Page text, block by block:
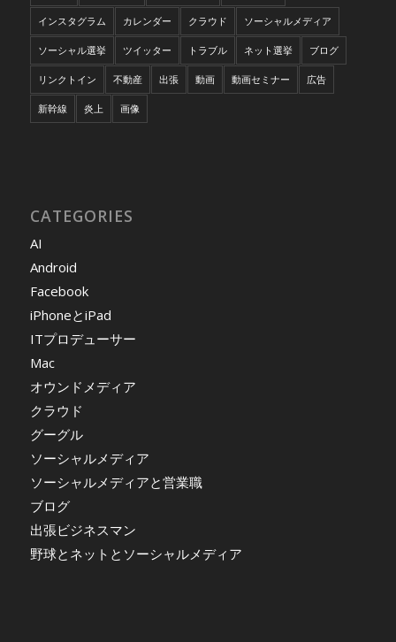
インスタグラム カレンダー クラウド ソーシャルメディア
ソーシャル選挙 ツイッター トラブル ネット選挙 ブログ
リンクトイン 不動産 出張 動画 動画セミナー 広告
新幹線 炎上 画像
CATEGORIES
AI
Android
Facebook
iPhoneとiPad
ITプロデューサー
Mac
オウンドメディア
クラウド
グーグル
ソーシャルメディア
ソーシャルメディアと営業職
ブログ
出張ビジネスマン
野球とネットとソーシャルメディア